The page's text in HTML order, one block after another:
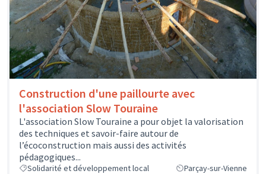
Construction d'une paillourte avec
l'association Slow Touraine
L'association Slow Touraine a pour objet la valorisation
des techniques et savoir-faire autour de
l’écoconstruction mais aussi des activités
pédagogiques...
Solidarité et développement local Parçay-sur-Vienne